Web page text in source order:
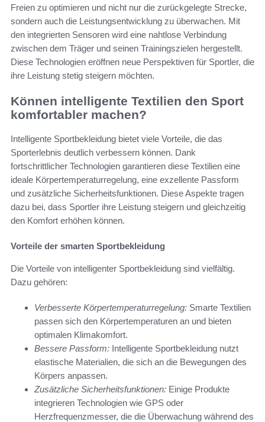
Freien zu optimieren und nicht nur die zurückgelegte Strecke,
sondern auch die Leistungsentwicklung zu überwachen. Mit
den integrierten Sensoren wird eine nahtlose Verbindung
zwischen dem Träger und seinen Trainingszielen hergestellt.
Diese Technologien eröffnen neue Perspektiven für Sportler, die
ihre Leistung stetig steigern möchten.
Können intelligente Textilien den Sport
komfortabler machen?
Intelligente Sportbekleidung bietet viele Vorteile, die das
Sporterlebnis deutlich verbessern können. Dank
fortschrittlicher Technologien garantieren diese Textilien eine
ideale Körpertemperaturregelung, eine exzellente Passform
und zusätzliche Sicherheitsfunktionen. Diese Aspekte tragen
dazu bei, dass Sportler ihre Leistung steigern und gleichzeitig
den Komfort erhöhen können.
Vorteile der smarten Sportbekleidung
Die Vorteile von intelligenter Sportbekleidung sind vielfältig.
Dazu gehören:
Verbesserte Körpertemperaturregelung: Smarte Textilien
passen sich den Körpertemperaturen an und bieten
optimalen Klimakomfort.
Bessere Passform: Intelligente Sportbekleidung nutzt
elastische Materialien, die sich an die Bewegungen des
Körpers anpassen.
Zusätzliche Sicherheitsfunktionen: Einige Produkte
integrieren Technologien wie GPS oder
Herzfrequenzmesser, die die Überwachung während des